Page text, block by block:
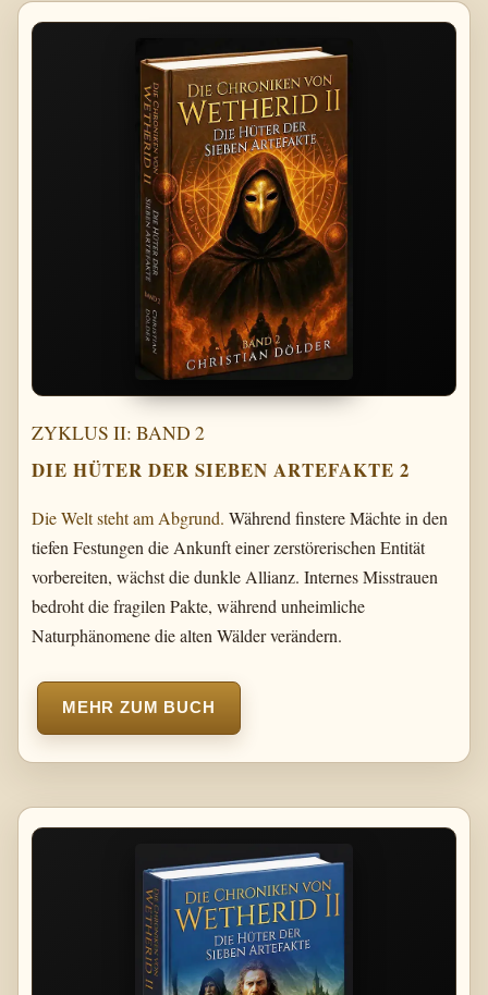
ZYKLUS II: BAND 2
DIE HÜTER DER SIEBEN ARTEFAKTE 2
Die Welt steht am Abgrund. Während finstere Mächte in den
tiefen Festungen die Ankunft einer zerstörerischen Entität
vorbereiten, wächst die dunkle Allianz. Internes Misstrauen
bedroht die fragilen Pakte, während unheimliche
Naturphänomene die alten Wälder verändern.
MEHR ZUM BUCH